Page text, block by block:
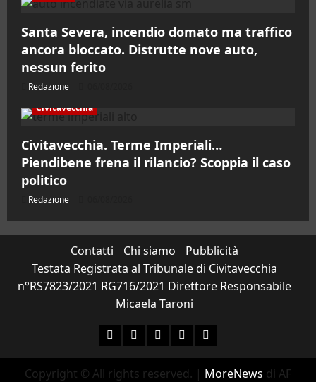
Santa Severa, incendio domato ma traffico
ancora bloccato. Distrutte nove auto,
nessun ferito
Redazione
Civitavecchia
Civitavecchia. Terme Imperiali…
Piendibene frena il rilancio? Scoppia il caso
politico
Redazione
Contatti Chi siamo
Pubblicità
Testata Registrata al Tribunale di Civitavecchia
n°RS7823/2021 RG716/2021 Direttore Responsabile
Micaela Taroni
FacebookInstagram
YouTubeTwitterEmail
Copyright © All rights reserved. | MoreNews di AF